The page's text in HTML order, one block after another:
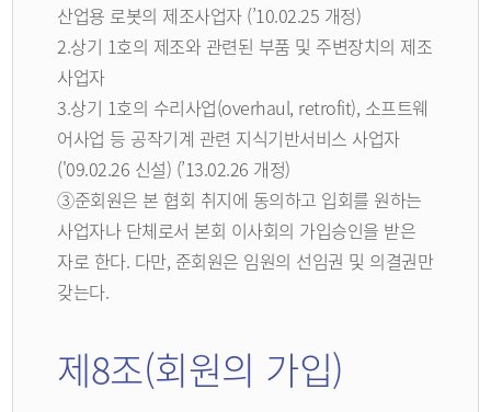
산업용 로봇의 제조사업자 (’10.02.25 개정)
2.상기 1호의 제조와 관련된 부품 및 주변장치의 제조
사업자
3.상기 1호의 수리사업(overhaul, retrofit), 소프트웨
어사업 등 공작기계 관련 지식기반서비스 사업자
('09.02.26 신설) (’13.02.26 개정)
③준회원은 본 협회 취지에 동의하고 입회를 원하는
사업자나 단체로서 본회 이사회의 가입승인을 받은
자로 한다. 다만, 준회원은 임원의 선임권 및 의결권만
갖는다.
제8조(회원의 가입)